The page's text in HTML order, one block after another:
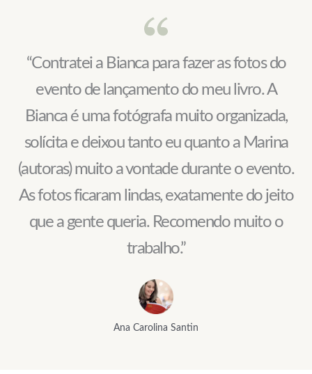
“Contratei a Bianca para fazer as fotos do
evento de lançamento do meu livro. A
Bianca é uma fotógrafa muito organizada,
solícita e deixou tanto eu quanto a Marina
(autoras) muito a vontade durante o evento.
As fotos ficaram lindas, exatamente do jeito
que a gente queria. Recomendo muito o
trabalho.”
Ana Carolina Santin